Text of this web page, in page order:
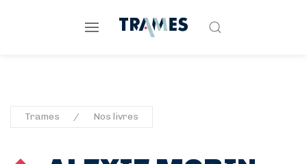
Trames Nos livres